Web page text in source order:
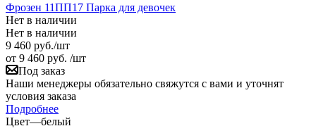
Фрозен 11ПП17 Парка для девочек
Нет в наличии
Нет в наличии
9 460 руб./шт
от 9 460 руб. /шт
Под заказ
Наши менеджеры обязательно свяжутся с вами и уточнят
условия заказа
Подробнее
Цвет—белый